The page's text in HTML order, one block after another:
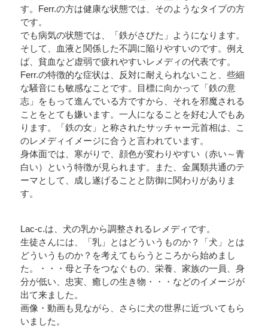
す。Ferr.の方は健康な状態では、そのようなタイプの方
です。
でも病気の状態では、「鉄がさびた」ようになります。
そして、血液と関係した不調に陥りやすいのです。例え
ば、貧血など虚弱で疲れやすいレメディの代表です。
Ferr.の特徴的な症状は、反対に耐えられないこと、些細
な騒音にも敏感なことです。目標に向かって「鉄の意
志」をもって進んでいる方ですから、それを邪魔される
ことをとても嫌います。一人になることを好む人でもあ
ります。「鉄の女」と称されたサッチャー元首相は、こ
のレメディイメージに合うと言われています。
身体面では、寒がりで、顔色が変わりやすい（赤い～青
白い）という特徴が見られます。また、金属類共通のテ
ーマとして、成し遂げることと防御に関わりがありま
す。
Lac-c.は、犬の乳から調整されるレメディです。
生徒さんには、「乳」とはどういうものか？「犬」とは
どういうものか？を考えてもらうところから始めまし
た。・・・母と子をつなぐもの、栄養、家族の一員、身
分が低い、忠実、癒しの生き物・・・などのイメージが
出て来ました。
画像・動画も見ながら、さらに犬の世界に近づいてもら
いました。